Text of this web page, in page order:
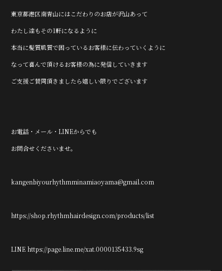
東京都港区南青山にはこだわりのお店が沢山あって
わたし達もその1軒になるように
本当に髪質肌質で困っているお客様に伝わっていくように
なって喜んで頂けるお客様の為に発信していきます
ご支援ご賛同頂きましたら嬉しい限りでございます
お電話・メール・LINEからでも
お問合せくださいませ。
kangenbiyourhythmminamiaoyama@gmail.com
https://shop.rhythmhairdesign.com/products/list
LINE https://page.line.me/xat.0000135433.9sg